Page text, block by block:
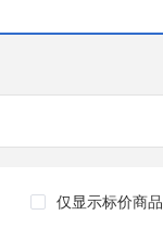
仅显示标价商品